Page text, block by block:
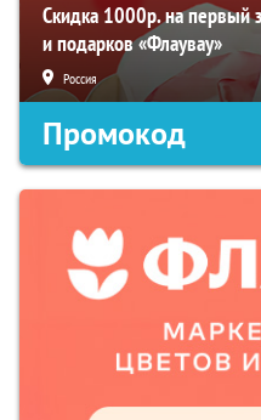
Скидка 1000р. на первый
и подарков «Флаувау»
Россия
Промокод